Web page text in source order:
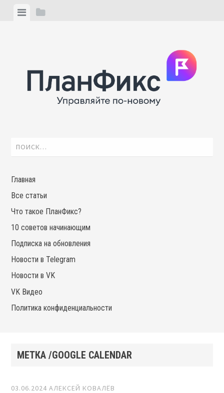
ViewView
Найти:
Главная
Все статьи
Что такое ПланФикс?
10 советов начинающим
Подписка на обновления
Новости в Telegram
Новости в VK
VK Видео
Политика конфиденциальности
МЕТКА /GOOGLE CALENDAR
03.06.2024 АЛЕКСЕЙ КОВАЛЁВ